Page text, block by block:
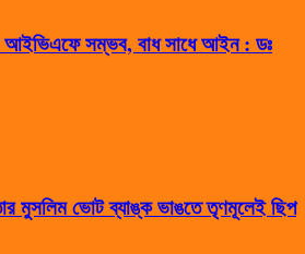
আইভিএফে সম্ভব, বাধ সাধে আইন : ডঃ
ভোট ব্যাঙ্ক ভাঙতে তৃণমূলেই ছিপ